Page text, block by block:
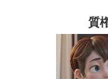
質